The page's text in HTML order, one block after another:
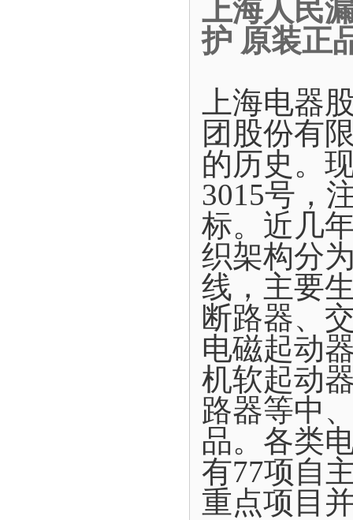
上海人民
护 原装正
上海电器
团股份有
的历史。
3015号，
标。近几
织架构分
线，主要
断路器、
电磁起动
机软起动
路器等中
品。各类
有77项自
重点项目